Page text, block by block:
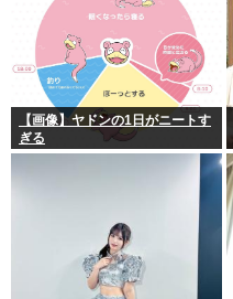
【画像】ヤドンの1日がニートす
ぎる